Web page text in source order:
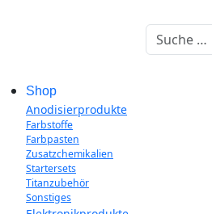
Suchen
Shop
Anodisierprodukte
Farbstoffe
Farbpasten
Zusatzchemikalien
Startersets
Titanzubehör
Sonstiges